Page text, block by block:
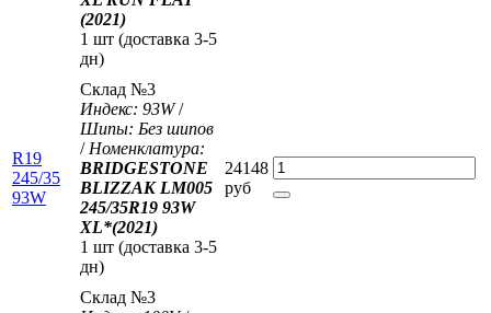
(2021)
1 шт (доставка 3-5
дн)
R19
245/35
93W
Склад №3
Индекс: 93W/
Шипы: Без шипов
/ Номенклатура:
BRIDGESTONE
BLIZZAK LM005
245/35R19 93W
XL*(2021)
1 шт (доставка 3-5
дн)
24148
руб
Склад №3